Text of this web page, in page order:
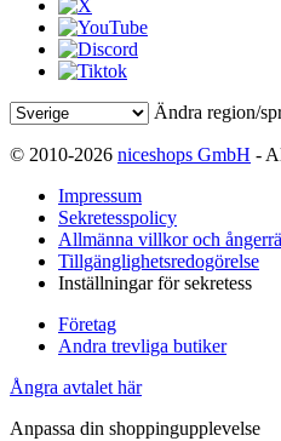
Ändra region/
© 2010-2026 niceshops GmbH -
Impressum
Sekretesspolicy
Allmänna villkor och
Tillgänglighetsredogörelse
Inställningar för sekretess
Företag
Andra trevliga butiker
Ångra avtalet här
Anpassa din shoppingupplevelse